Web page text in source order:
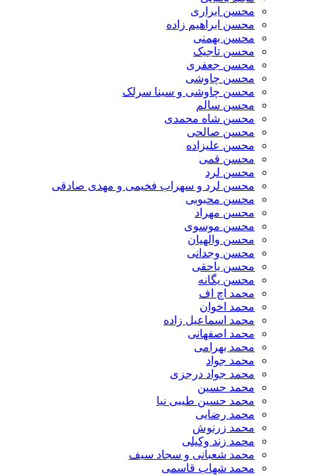
محسن ابراری
محسن ابراهیم زاده
محسن بهمنی
محسن تاجیک
محسن جعفری
محسن چاوشی
محسن چاوشی و سینا سرلک
محسن سالم
محسن شاه محمدی
محسن صالحی
محسن علیزاده
محسن قمی
محسن لرد
محسن لرد و سهراب فخیمی و مهدی صادقی
محسن محبوبی
محسن مهراد
محسن موسوی
محسن والهیان
محسن وجدانی
محسن یاحقی
محسن یگانه
محمد اچ اف
محمد اخوان
محمد اسماعیل زاده
محمد اصفهانی
محمد بهرامی
محمد جواد
محمد جواد درجزی
محمد حسین
محمد حسین طیبی نیا
محمد رضایی
محمد زرنوش
محمد زند وکیلی
محمد شعبانی و سجاد سیف
محمد شهاب قاسمی